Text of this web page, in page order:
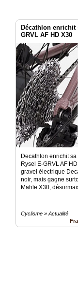
Décathlon enrichit
GRVL AF HD X30
Decathlon enrichit
Rysel E-GRVL AF
gravel électrique
noir, mais gagne
Mahle X30,
Cyclisme » Actualité